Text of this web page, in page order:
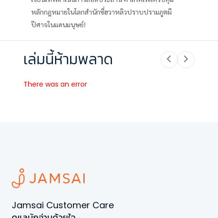
หลักกฎหมายในโลกสำนักซี่ฮวาหลิวปราบปรามภูตผี
ปีศาจในแดนมนุษย์!
เล่มนี้ห้ามพลาด
There was an error
Jamsai Customer Care